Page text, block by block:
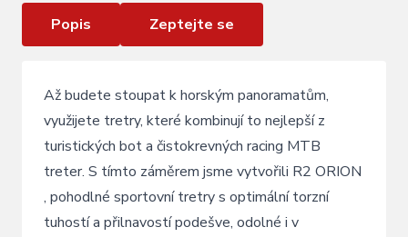
Popis Zeptejte se
Až budete stoupat k horským panoramatům,
využijete tretry, které kombinují to nejlepší z
turistických bot a čistokrevných racing MTB
treter. S tímto záměrem jsme vytvořili R2 ORION
, pohodlné sportovní tretry s optimální torzní
tuhostí a přilnavostí podešve, odolné i v